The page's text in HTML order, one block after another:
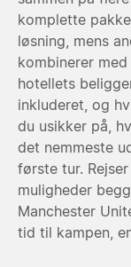
komplette
løsning, mens
kombinerer
hotellets
inkluderet, og
du usikker på,
det nemmeste
første tur.
muligheder
Manchester
tid til kampen,